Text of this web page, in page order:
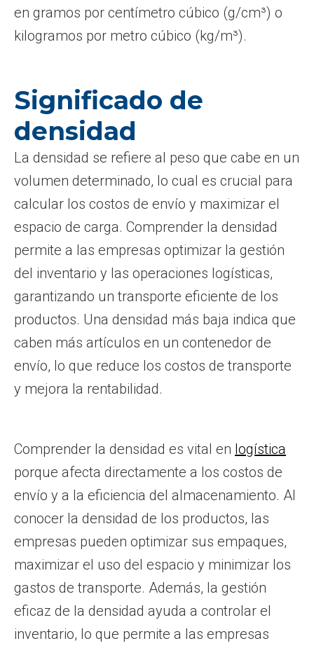
en gramos por centímetro cúbico (g/cm³) o
kilogramos por metro cúbico (kg/m³).
Significado de
densidad
La densidad se refiere al peso que cabe en un
volumen determinado, lo cual es crucial para
calcular los costos de envío y maximizar el
espacio de carga. Comprender la densidad
permite a las empresas optimizar la gestión
del inventario y las operaciones logísticas,
garantizando un transporte eficiente de los
productos. Una densidad más baja indica que
caben más artículos en un contenedor de
envío, lo que reduce los costos de transporte
y mejora la rentabilidad.
Comprender la densidad es vital en logística
porque afecta directamente a los costos de
envío y a la eficiencia del almacenamiento. Al
conocer la densidad de los productos, las
empresas pueden optimizar sus empaques,
maximizar el uso del espacio y minimizar los
gastos de transporte. Además, la gestión
eficaz de la densidad ayuda a controlar el
inventario, lo que permite a las empresas